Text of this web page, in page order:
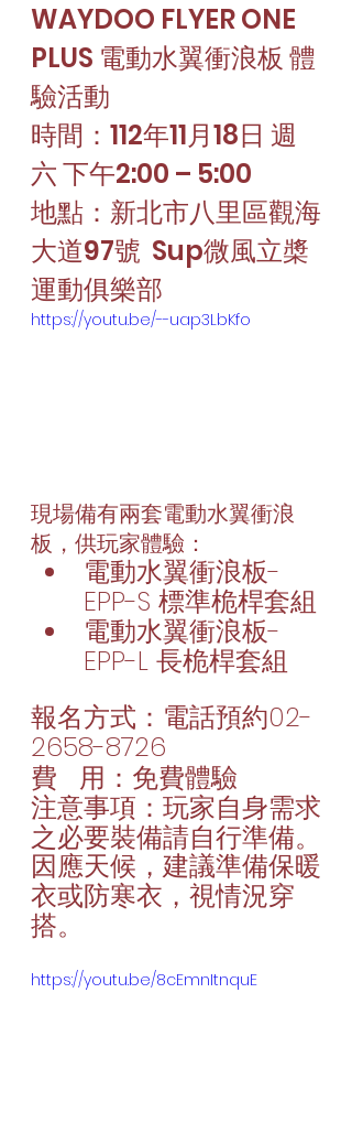
WAYDOO FLYER ONE
PLUS 電動水翼衝浪板 體
驗活動
時間：112年11月18日 週
六 下午2:00 – 5:00
地點：新北市八里區觀海
大道97號  Sup微風立槳
運動俱樂部
https://youtu.be/--uap3LbKfo
現場備有兩套電動水翼衝浪
板，供玩家體驗：
電動水翼衝浪板-
EPP-S 標準桅桿套組
電動水翼衝浪板-
EPP-L 長桅桿套組
報名方式：電話預約02-
2658-8726
費    用：免費體驗
注意事項：玩家自身需求
之必要裝備請自行準備。
因應天候，建議準備保暖
衣或防寒衣，視情況穿
搭。
https://youtu.be/8cEmnItnquE